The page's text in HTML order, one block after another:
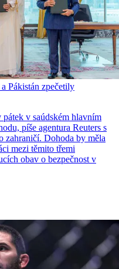
Pákistán zpečetily
pátek v saúdském hlavním
píše agentura Reuters s
zahraničí. Dohoda by měla
mezi těmito třemi
obav o bezpečnost v